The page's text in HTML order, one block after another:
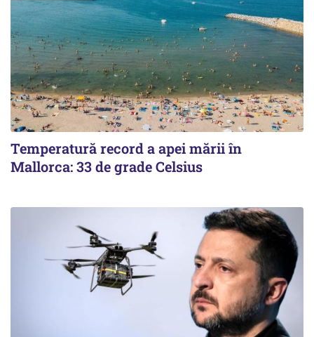
Temperatură record a apei mării în
Mallorca: 33 de grade Celsius